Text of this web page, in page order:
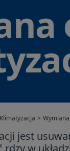
Klimatyzacja >
jest
w